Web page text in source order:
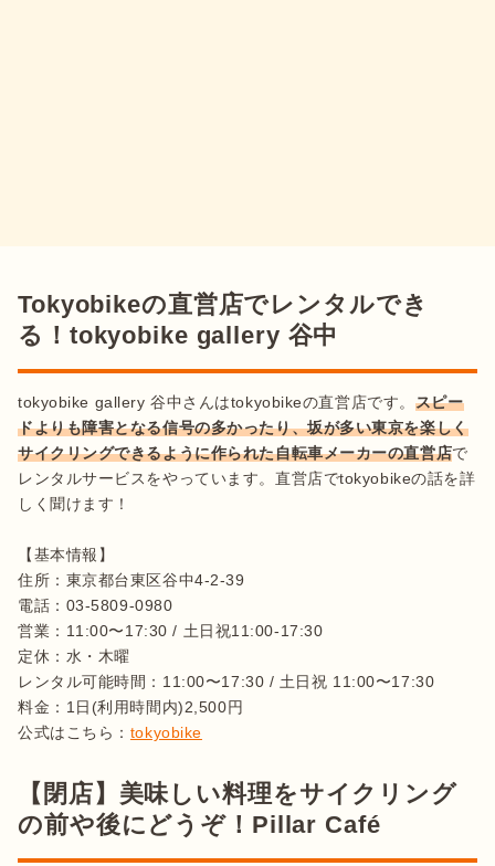
Tokyobikeの直営店でレンタルでき
る！tokyobike gallery 谷中
tokyobike gallery 谷中さんはtokyobikeの直営店です。 スピー
ドよりも障害となる信号の多かったり、坂が多い東京を楽しく
サイクリングできるように作られた自転車メーカーの直営店で
レンタルサービスをやっています。直営店でtokyobikeの話を詳
しく聞けます！
【基本情報】
住所：東京都台東区谷中4-2-39
電話：03-5809-0980
営業：11:00〜17:30 / 土日祝11:00-17:30
定休：水・木曜
レンタル可能時間：11:00〜17:30 / 土日祝 11:00〜17:30
料金：1日(利用時間内)2,500円
公式はこちら： tokyobike
【閉店】美味しい料理をサイクリング
の前や後にどうぞ！Pillar Café